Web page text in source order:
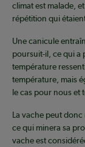
climat est malade,
répétition qui
Une canicule
poursuit-il, ce qui a
température
température, mais
le cas pour nous et
La vache peut
ce qui minera sa
vache est